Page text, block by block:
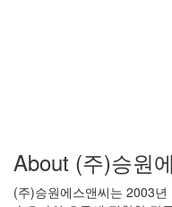
About (주)승원
(주)승원에스앤씨는 2003